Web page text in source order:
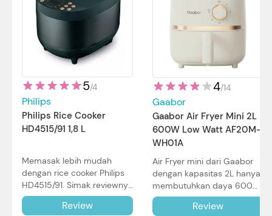
5/4
Philips
Philips Rice Cooker
HD4515/91 1,8 L
Memasak lebih mudah
dengan rice cooker Philips
HD4515/91. Simak reviewnya
di sini.
Review
4/14
Gaabor
Gaabor Air Fryer Mini 2L
600W Low Watt AF20M-
WH01A
Air Fryer mini dari Gaabor
dengan kapasitas 2L hanya
membutuhkan daya 600W
dalam pemakaian. Simak
review selengkapnya di sini.
Review